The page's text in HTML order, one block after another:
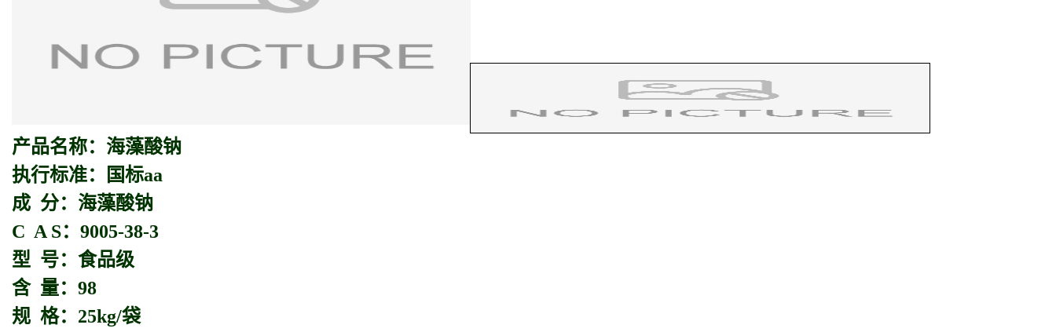
产品名称： 海藻酸钠
执行标准：国标aa
成 分：海藻酸钠
C A S：9005-38-3
型 号：食品级
含 量：98
规 格：25kg/袋